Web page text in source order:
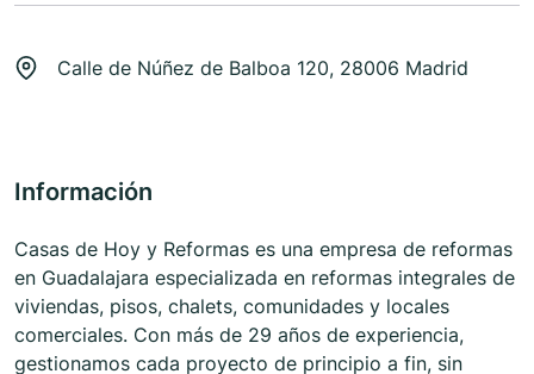
Calle de Núñez de Balboa 120, 28006 Madrid
Información
Casas de Hoy y Reformas es una empresa de reformas
en Guadalajara especializada en reformas integrales de
viviendas, pisos, chalets, comunidades y locales
comerciales. Con más de 29 años de experiencia,
gestionamos cada proyecto de principio a fin, sin